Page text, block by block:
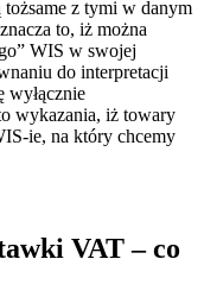
tożsame z tymi w danym
to, iż można
WIS w swojej
do interpretacji
wyłącznie
wykazania, iż towary
ie, na który chcemy
VAT – co